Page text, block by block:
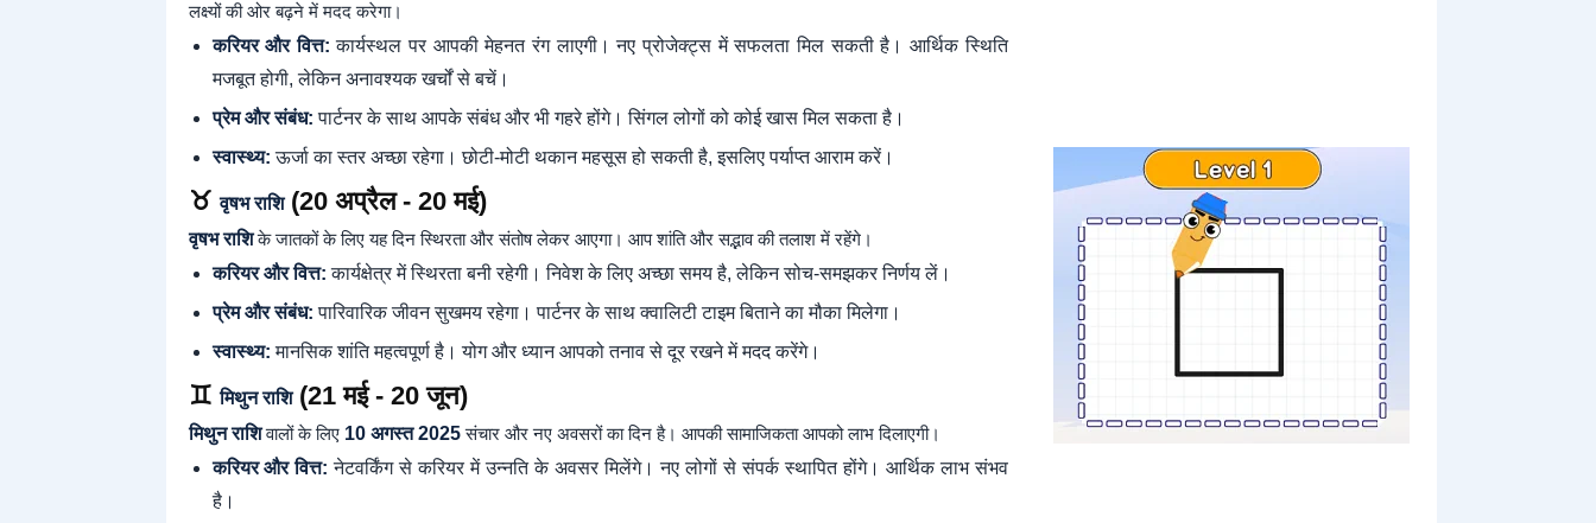
लक्ष्यों की ओर बढ़ने में मदद करेगा।
करियर और वित्त: कार्यस्थल पर आपकी मेहनत रंग लाएगी। नए प्रोजेक्ट्स में सफलता मिल सकती है। आर्थिक स्थिति
मजबूत होगी, लेकिन अनावश्यक खर्चों से बचें।
प्रेम और संबंध: पार्टनर के साथ आपके संबंध और भी गहरे होंगे। सिंगल लोगों को कोई खास मिल सकता है।
स्वास्थ्य: ऊर्जा का स्तर अच्छा रहेगा। छोटी-मोटी थकान महसूस हो सकती है, इसलिए पर्याप्त आराम करें।
♉वृषभ राशि(20 अप्रैल - 20 मई)
वृषभ राशिके जातकों के लिए यह दिन स्थिरता और संतोष लेकर आएगा। आप शांति और सद्भाव की तलाश में रहेंगे।
करियर और वित्त: कार्यक्षेत्र में स्थिरता बनी रहेगी। निवेश के लिए अच्छा समय है, लेकिन सोच-समझकर निर्णय लें।
प्रेम और संबंध: पारिवारिक जीवन सुखमय रहेगा। पार्टनर के साथ क्वालिटी टाइम बिताने का मौका मिलेगा।
स्वास्थ्य: मानसिक शांति महत्वपूर्ण है। योग और ध्यान आपको तनाव से दूर रखने में मदद करेंगे।
♊मिथुन राशि(21 मई - 20 जून)
मिथुन राशिवालों के लिए 10 अगस्त 2025संचार और नए अवसरों का दिन है। आपकी सामाजिकता आपको लाभ दिलाएगी।
करियर और वित्त: नेटवर्किंग से करियर में उन्नति के अवसर मिलेंगे। नए लोगों से संपर्क स्थापित होंगे। आर्थिक लाभ संभव
है।